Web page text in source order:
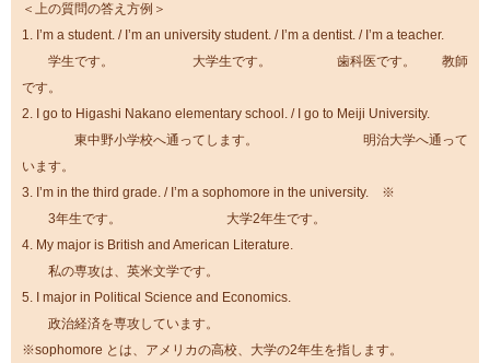
＜上の質問の答え方例＞
1. I’m a student. / I’m an university student. / I’m a dentist. / I’m a teacher.
学生です。 大学生です。 歯科医です。 教師
です。
2. I go to Higashi Nakano elementary school. / I go to Meiji University.
東中野小学校へ通ってします。 明治大学へ通って
います。
3. I’m in the third grade. / I’m a sophomore in the university. ※
3年生です。 大学2年生です。
4. My major is British and American Literature.
私の専攻は、英米文学です。
5. I major in Political Science and Economics.
政治経済を専攻しています。
※sophomore とは、アメリカの高校、大学の2年生を指します。